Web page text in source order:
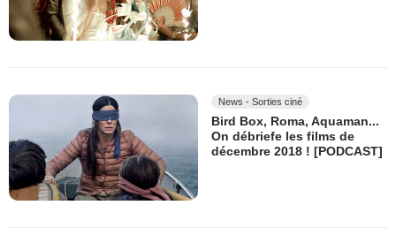
News - Sorties ciné
Bird Box, Roma, Aquaman...
On débriefe les films de
décembre 2018 ! [PODCAST]